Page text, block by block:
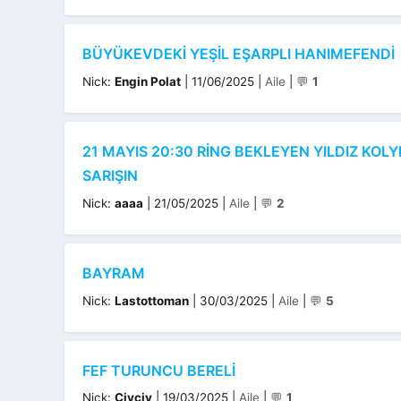
BÜYÜKEVDEKI YEŞIL EŞARPLI HANIMEFENDI
Nick: Engin Polat 11/06/2025 Kategoriler
Aile 💬 1
21 MAYIS 20:30 RING BEKLEYEN YILDIZ
SARIŞIN
Nick: aaaa 21/05/2025 Kategoriler
Aile 💬 2
BAYRAM
Nick: Lastottoman 30/03/2025 Kategoriler
Aile 💬 5
FEF TURUNCU BERELI
Nick: Civciv 19/03/2025 Kategoriler
Aile 💬 1